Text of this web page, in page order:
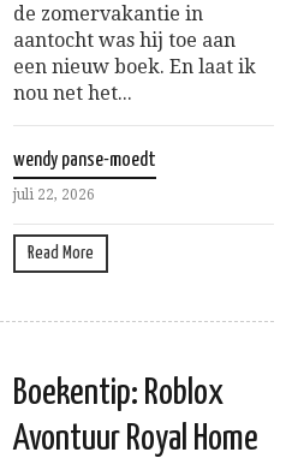
de zomervakantie in
aantocht was hij toe aan
een nieuw boek. En laat ik
nou net het...
wendy panse-moedt
juli 22, 2026
Read More
Boekentip: Roblox
Avontuur Royal Home